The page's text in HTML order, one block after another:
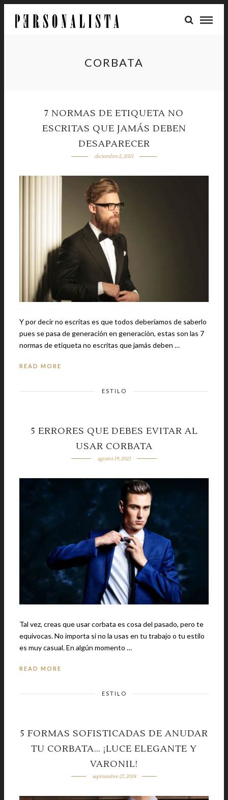
CORBATA
7 NORMAS DE ETIQUETA NO
ESCRITAS QUE JAMÁS DEBEN
DESAPARECER
diciembre 2, 2021
Y por decir no escritas es que todos deberíamos de saberlo
pues se pasa de generación en generación, estas son las 7
normas de etiqueta no escritas que jamás deben …
READ MORE
ESTILO
5 ERRORES QUE DEBES EVITAR AL
USAR CORBATA
agosto 19, 2021
Tal vez, creas que usar corbata es cosa del pasado, pero te
equivocas. No importa si no la usas en tu trabajo o tu estilo
es muy casual. En algún momento …
READ MORE
ESTILO
5 FORMAS SOFISTICADAS DE ANUDAR
TU CORBATA… ¡LUCE ELEGANTE Y
VARONIL!
septiembre 27, 2018